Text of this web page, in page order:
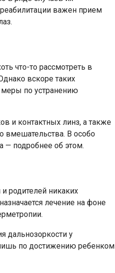
важен прием
что-то рассмотреть в
вскоре таких
меры по устранению
и контактных линз, а также
вмешательства. В особо
— подробнее об этом.
родителей никаких
лечение на фоне
дальнозоркости у
по достижению ребенком